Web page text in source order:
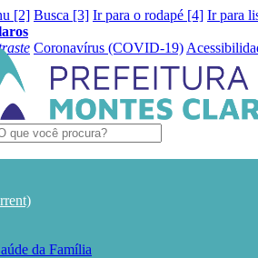
[2] Busca [3] Ir para o rodapé [4] Ir para
Coronavírus (COVID-19)
da Família